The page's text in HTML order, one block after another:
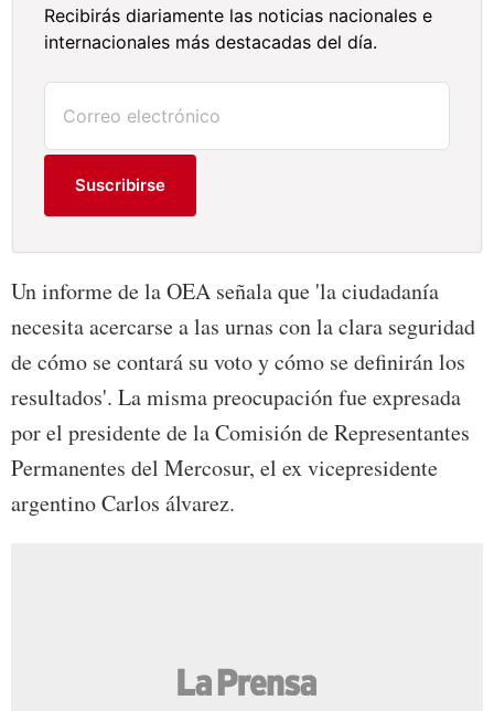
Recibirás diariamente las noticias nacionales e
internacionales más destacadas del día.
Suscribirse
Un informe de la OEA señala que 'la ciudadanía
necesita acercarse a las urnas con la clara seguridad
de cómo se contará su voto y cómo se definirán los
resultados'. La misma preocupación fue expresada
por el presidente de la Comisión de Representantes
Permanentes del Mercosur, el ex vicepresidente
argentino Carlos álvarez.